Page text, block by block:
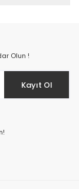
Olun !
Kayıt Ol